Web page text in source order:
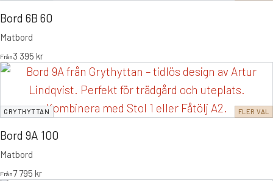
Bord 6B 60
Matbord
Från3 395 kr
GRYTHYTTAN FLER VAL
Bord 9A 100
Matbord
Från7 795 kr